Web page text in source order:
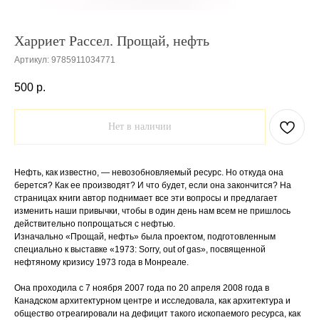
Харриет Рассел. Прощай, нефть
Артикул: 9785911034771
500 р.
Нет в наличии
Нефть, как известно, — невозобновляемый ресурс. Но откуда она
берется? Как ее производят? И что будет, если она закончится? На
страницах книги автор поднимает все эти вопросы и предлагает
изменить наши привычки, чтобы в один день нам всем не пришлось
действительно попрощаться с нефтью.
Изначально «Прощай, нефть» была проектом, подготовленным
специально к выставке «1973: Sorry, out of gas», посвященной
нефтяному кризису 1973 года в Монреале.
Она проходила с 7 ноября 2007 года по 20 апреля 2008 года в
Канадском архитектурном центре и исследовала, как архитектура и
общество отреагировали на дефицит такого ископаемого ресурса, как